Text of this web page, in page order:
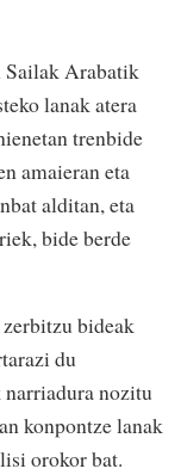
Sailak Arabatik
lanak atera
trenbide
amaieran eta
alditan, eta
bide berde
bideak
du
nozitu
konpontze lanak
orokor bat.